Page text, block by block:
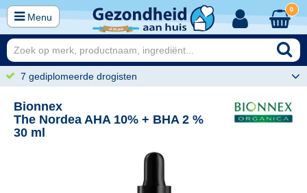
Menu
0
7 gediplomeerde drogisten
Bionnex
The Nordea AHA 10% + BHA 2 %
30 ml